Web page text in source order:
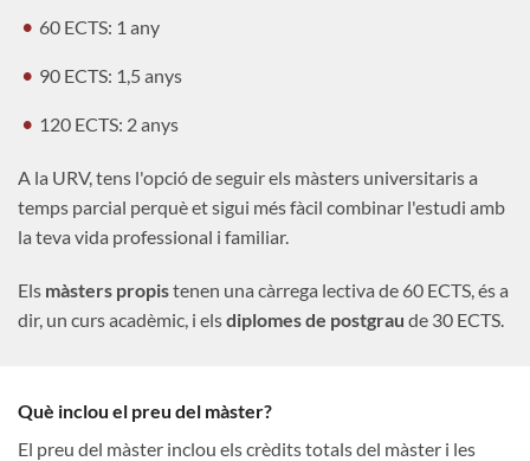
60 ECTS: 1 any
90 ECTS: 1,5 anys
120 ECTS: 2 anys
A la URV, tens l'opció de seguir els màsters universitaris a
temps parcial perquè et sigui més fàcil combinar l'estudi amb
la teva vida professional i familiar.
Els màsters propistenen una càrrega lectiva de 60 ECTS, és a
dir, un curs acadèmic, i elsdiplomes de postgrau de 30 ECTS.
Què inclou el preu del màster?
El preu del màster inclou els crèdits totals del màster i les